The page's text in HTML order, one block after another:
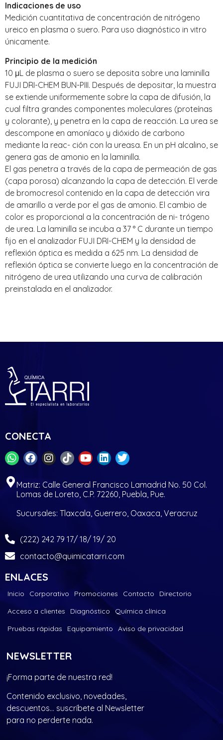
Indicaciones de uso
Medición cuantitativa de concentración de nitrógeno
ureico en plasma o suero. Para uso diagnóstico in vitro
únicamente.
Principio de la medición
10 μL de plasma o suero se deposita sobre una laminilla
FUJI DRI-CHEM BUN-PIII. Después de depositar, la muestra
se extiende uniformemente sobre la capa de difusión, la
cual filtra grandes componentes moleculares (proteínas
y colorante), y penetra en la capa de reacción. La urea se
descompone en amoníaco y dióxido de carbono
mediante la reac- ción con la ureasa. En un pH alcalino, se
genera gas de amonio en la laminilla.
El gas penetra a través de la capa de permeación de gas
(capa porosa) alcanzando la capa de detección. El verde
de bromocresol contenido en la capa de detección vira
de amarillo a verde por el gas de amonio. El cambio de
color es proporcional a la concentración de ni- trógeno
de urea. La laminilla se incuba a 37 ° C durante un tiempo
fijo en el analizador FUJI DRI-CHEM y la densidad de
reflexión óptica es medida a 625 nm. La densidad de
reflexión óptica se convierte luego en la concentración de
nitrógeno de urea utilizando una curva de calibración
preinstalada en el analizador.
CONECTA
Matriz: Calle General Francisco Lamadrid No. 50 Col.
Lomas de Loreto, C.P. 72260, Puebla, Pue.
Sucursales: Tlaxcala, Guerrero, Oaxaca, Veracruz
(222) 242 79 17/ 18/ 19/ 20
contacto@quimicatarri.com
ENLACES
Inicio Corporativo Promociones Contacto
Directorio
Acceso a clientes
Diagnóstico
Química clínica
Pruebas rápidas
Equipamiento Aviso de privacidad
NEWSLETTER
¡Forma parte de nuestra red!
Contenido exclusivo, novedades,
descuentos… suscríbete al Newsletter
para no perderte nada.